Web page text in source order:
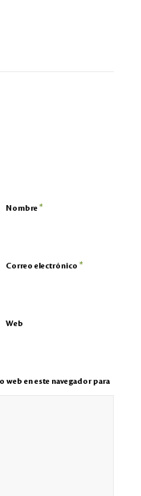
Nombre*
Correo electrónico *
Web
en este navegador para